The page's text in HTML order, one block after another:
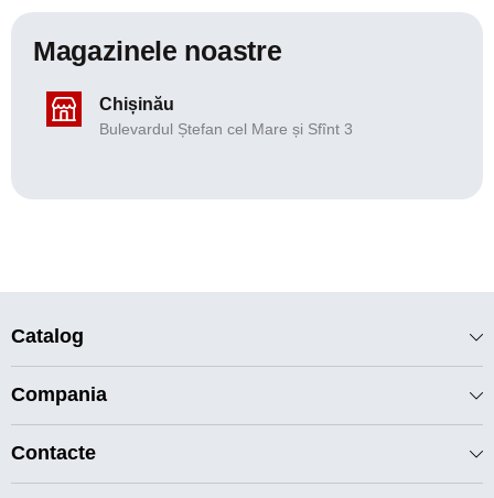
Magazinele noastre
Chișinău
Bulevardul Ștefan cel Mare și Sfînt 3
Catalog
Compania
Contacte